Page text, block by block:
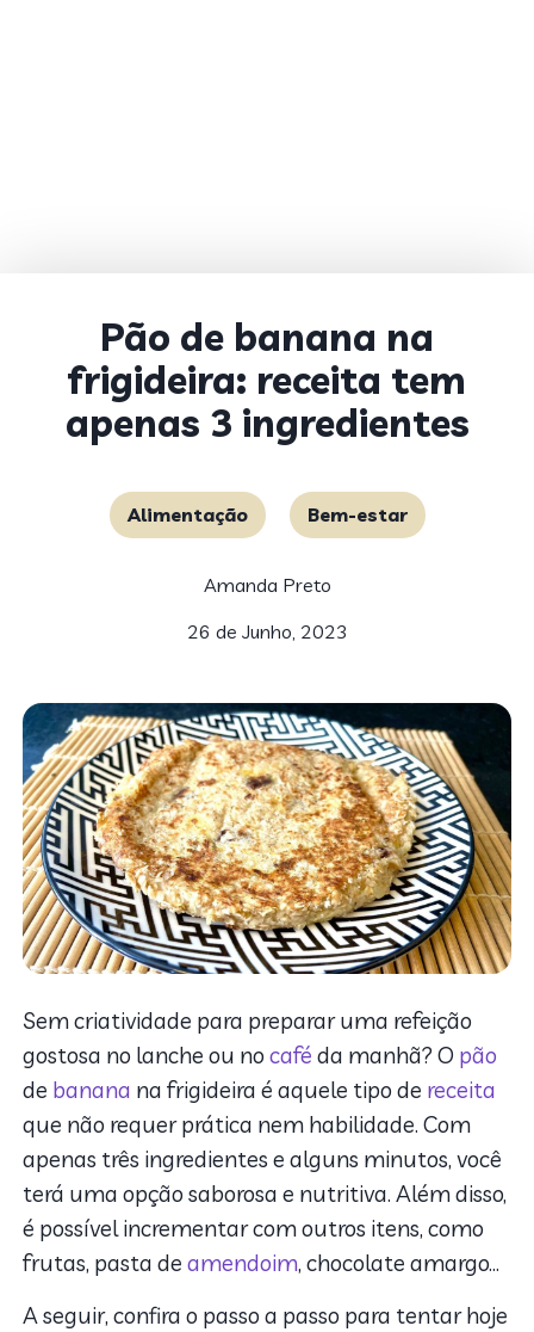
Pão de banana na
frigideira: receita tem
apenas 3 ingredientes
Alimentação Bem-estar
Amanda Preto
26 de Junho, 2023
Sem criatividade para preparar uma refeição
gostosa no lanche ou nocafé da manhã? O pão
de banana na frigideira é aquele tipo de receita
que não requer prática nem habilidade. Com
apenas três ingredientes e alguns minutos, você
terá uma opção saborosa e nutritiva. Além disso,
é possível incrementar com outros itens, como
frutas, pasta deamendoim, chocolate amargo…
A seguir, confira o passo a passo para tentar hoje